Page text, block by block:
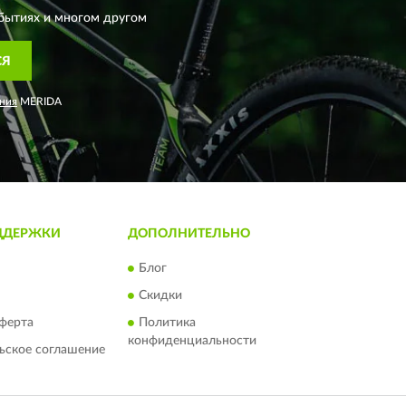
и многом другом
MERIDA
соглашение
ДОПОЛНИТЕЛЬНО
Блог
Скидки
Политика
конфиденциальности